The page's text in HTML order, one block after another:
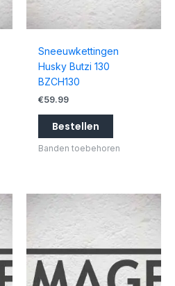
Sneeuwkettingen
Husky Butzi 130
BZCH130
€59.99
Bestellen
Banden toebehoren